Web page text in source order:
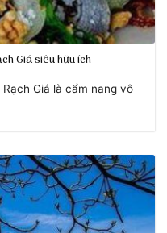
Giá siêu hữu ích
Giá là cẩm nang vô